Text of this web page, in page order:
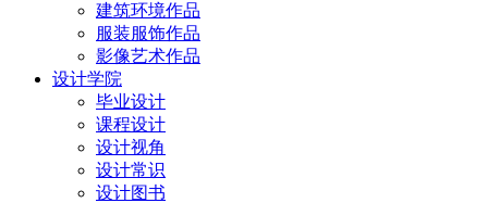
建筑环境作品
服装服饰作品
影像艺术作品
设计学院
毕业设计
课程设计
设计视角
设计常识
设计图书